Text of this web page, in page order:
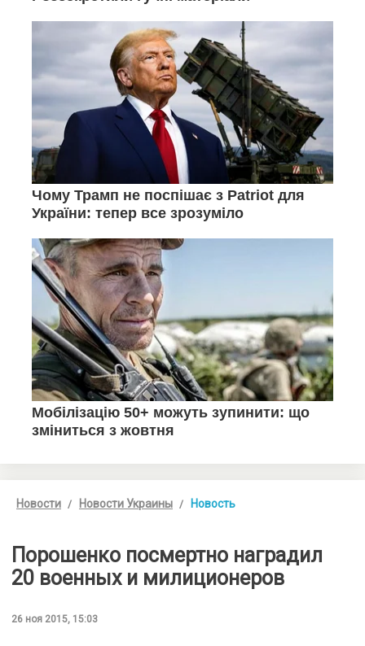
Новости Новости Украины Новость
Порошенко посмертно наградил
20 военных и милиционеров
26 ноя 2015, 15:03